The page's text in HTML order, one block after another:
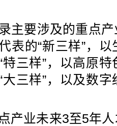
主要涉及的重点
表的“新三样”，
三样”，以高原
三样”，以及数
产业未来3至5年